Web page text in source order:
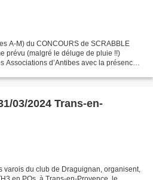
A-M) du CONCOURS de SCRABBLE
prévu (malgré le déluge de pluie !!)
Associations d’Antibes avec la présence
03/2024 Trans-en-
varois du club de Draguignan, organisent,